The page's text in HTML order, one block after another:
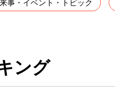
事・イベント・トピック
ング